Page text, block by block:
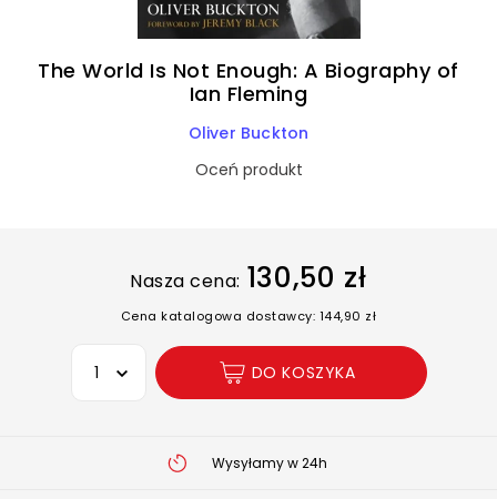
The World Is Not Enough: A Biography of
Ian Fleming
Oliver Buckton
Oceń produkt
Nasza cena: 130,50 zł
Cena katalogowa dostawcy: 144,90 zł
Wybierz opcję
DO KOSZYKA
Wysyłamy w 24h